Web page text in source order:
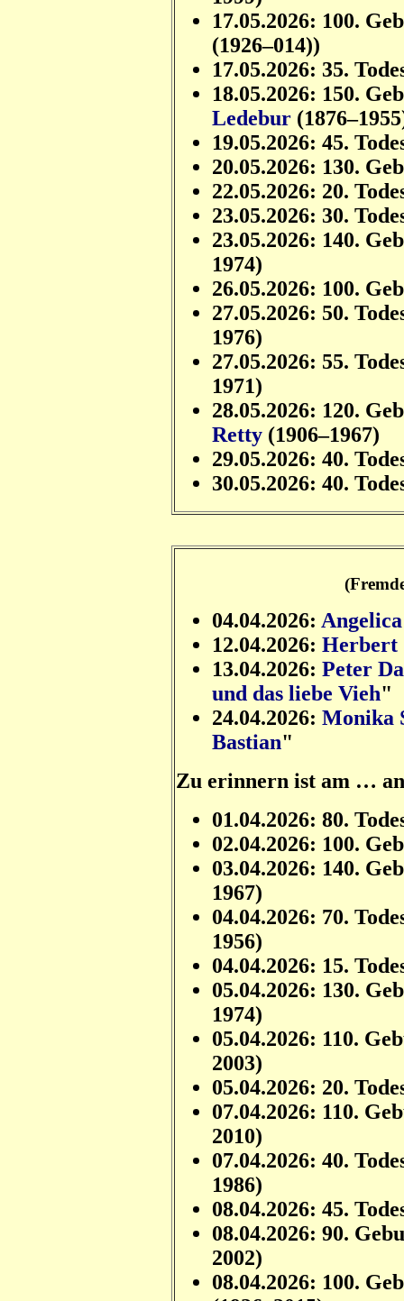
17.05.2026: 100.
(1926–014))
17.05.2026: 35.
18.05.2026: 150.
Ledebur
19.05.2026: 45.
20.05.2026: 130.
22.05.2026: 20.
23.05.2026: 30.
23.05.2026: 140.
1974)
26.05.2026: 100.
27.05.2026: 50.
1976)
27.05.2026: 55.
1971)
28.05.2026: 120.
Retty (1906–1967)
29.05.2026: 40.
30.05.2026: 40.
04.04.2026:
12.04.2026: Herbert
13.04.2026: Peter
und das liebe Vieh"
24.04.2026: Monika
Bastian"
Zu erinnern ist am …
01.04.2026: 80.
02.04.2026: 100.
03.04.2026: 140.
1967)
04.04.2026: 70.
1956)
04.04.2026: 15.
05.04.2026: 130.
1974)
05.04.2026: 110.
2003)
05.04.2026: 20.
07.04.2026: 110.
2010)
07.04.2026: 40.
1986)
08.04.2026: 45.
08.04.2026: 90.
2002)
08.04.2026: 100.